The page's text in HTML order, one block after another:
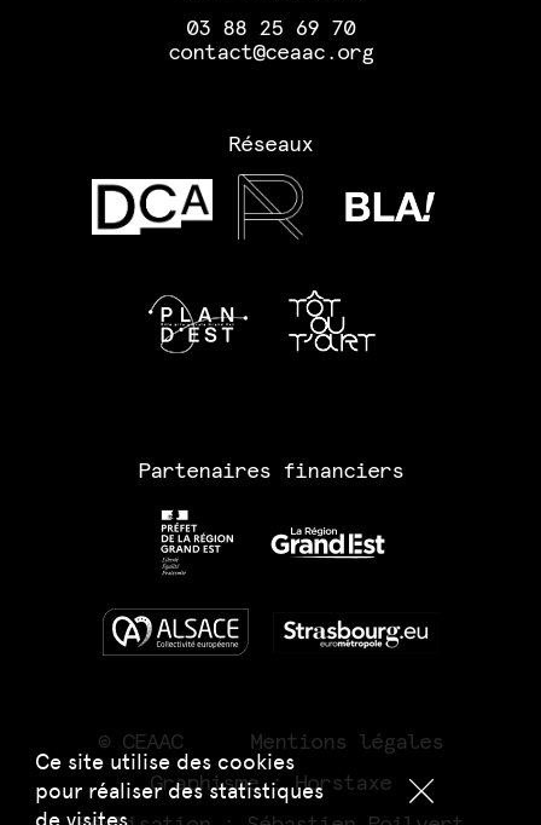
Ce site utilise des cookies
pour réaliser des statistiques
03 88 25 69 70
contact@ceaac.org
Réseaux
Partenaires financiers
© CEAAC
Mentions légales
Graphisme : Horstaxe